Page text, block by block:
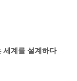
계를 설계하다